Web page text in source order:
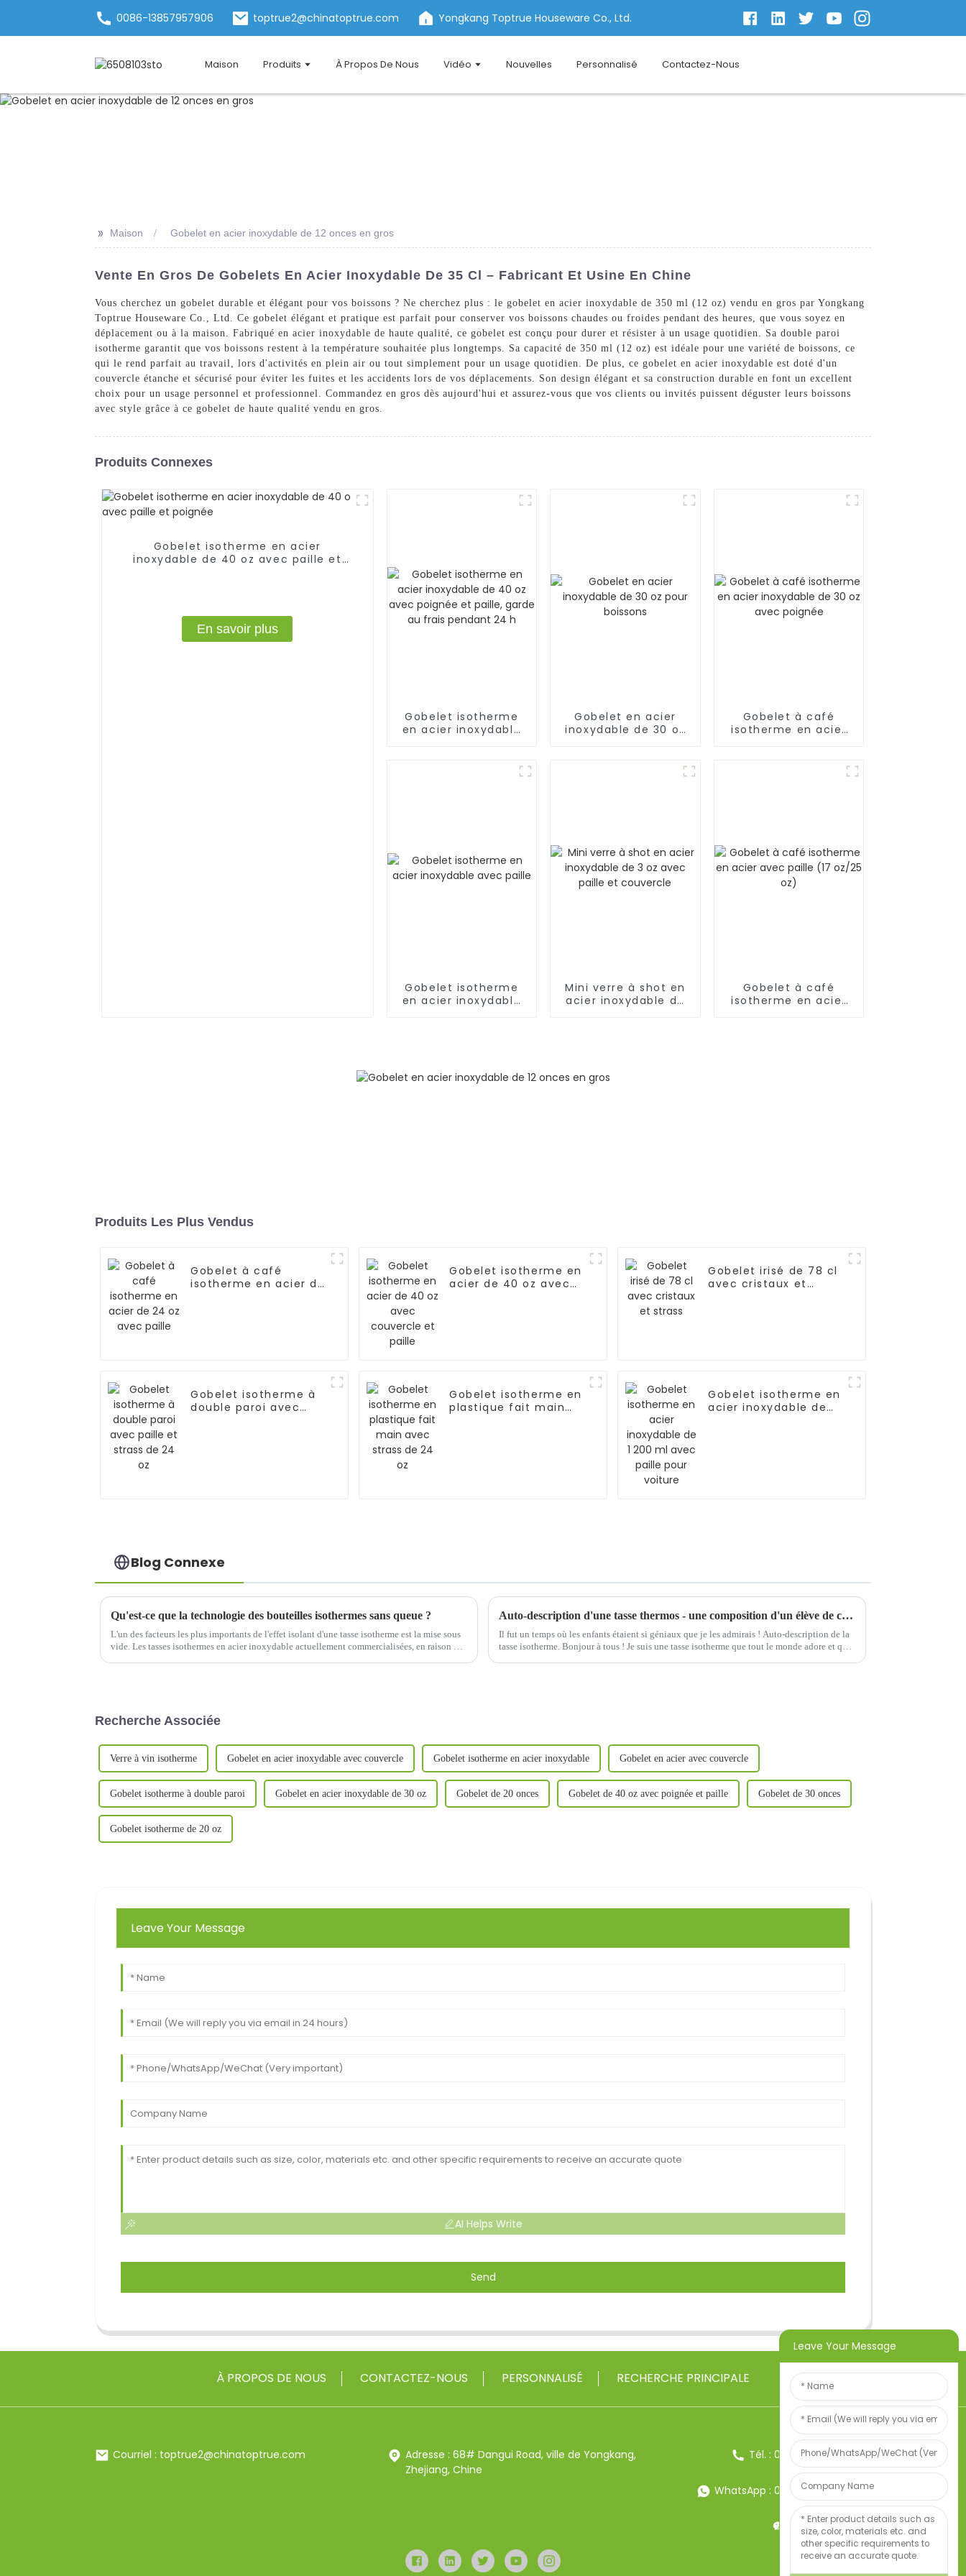
0086-13857957906 toptrue2@chinatoptrue.com Yongkang Toptrue Houseware Co., Ltd.
Maison Produits À Propos De Nous Vidéo Nouvelles Personnalisé Contactez-Nous
>> Maison Gobelet en acier inoxydable de 12 onces en gros
Vente En Gros De Gobelets En Acier Inoxydable De 35 Cl – Fabricant Et Usine En Chine
Vous cherchez un gobelet durable et élégant pour vos boissons ? Ne cherchez plus : le gobelet en acier inoxydable de 350 ml (12 oz) vendu en gros par Yongkang
Toptrue Houseware Co., Ltd. Ce gobelet élégant et pratique est parfait pour conserver vos boissons chaudes ou froides pendant des heures, que vous soyez en
déplacement ou à la maison. Fabriqué en acier inoxydable de haute qualité, ce gobelet est conçu pour durer et résister à un usage quotidien. Sa double paroi
isotherme garantit que vos boissons restent à la température souhaitée plus longtemps. Sa capacité de 350 ml (12 oz) est idéale pour une variété de boissons, ce
qui le rend parfait au travail, lors d'activités en plein air ou tout simplement pour un usage quotidien. De plus, ce gobelet en acier inoxydable est doté d'un
couvercle étanche et sécurisé pour éviter les fuites et les accidents lors de vos déplacements. Son design élégant et sa construction durable en font un excellent
choix pour un usage personnel et professionnel. Commandez en gros dès aujourd'hui et assurez-vous que vos clients ou invités puissent déguster leurs boissons
avec style grâce à ce gobelet de haute qualité vendu en gros.
Produits Connexes
Gobelet isotherme en acier
inoxydable de 40 oz avec paille et
En savoir plus
Gobelet isotherme
en acier inoxydable
Gobelet en acier
inoxydable de 30 oz
Gobelet à café
isotherme en acier
Gobelet isotherme
en acier inoxydable
Mini verre à shot en
acier inoxydable de
Gobelet à café
isotherme en acier
Produits Les Plus Vendus
Gobelet à café
isotherme en acier de
Gobelet isotherme en
acier de 40 oz avec
Gobelet irisé de 78 cl
avec cristaux et
Gobelet isotherme à
double paroi avec
Gobelet isotherme en
plastique fait main
Gobelet isotherme en
acier inoxydable de
Blog Connexe
Qu'est-ce que la technologie des bouteilles isothermes sans queue ?
L'un des facteurs les plus importants de l'effet isolant d'une tasse isotherme est la mise sous
vide. Les tasses isothermes en acier inoxydable actuellement commercialisées, en raison de
Auto-description d'une tasse thermos - une composition d'un élève de cinquième année d'école primaire
Il fut un temps où les enfants étaient si géniaux que je les admirais ! Auto-description de la
tasse isotherme. Bonjour à tous ! Je suis une tasse isotherme que tout le monde adore et que
Recherche Associée
Verre à vin isotherme Gobelet en acier inoxydable avec couvercle Gobelet isotherme en acier inoxydable Gobelet en acier avec couvercle
Gobelet isotherme à double paroi Gobelet en acier inoxydable de 30 oz Gobelet de 20 onces Gobelet de 40 oz avec poignée et paille Gobelet de 30 onces
Gobelet isotherme de 20 oz
Leave Your Message
AI Helps Write
Send
À PROPOS DE NOUS CONTACTEZ-NOUS PERSONNALISÉ RECHERCHE PRINCIPALE
Courriel : toptrue2@chinatoptrue.com
Adresse : 68# Dangui Road, ville de Yongkang,
Zhejiang, Chine
Tél. : 0086-13857957906
WhatsApp : 0086-13857957906
Poids:34247497
Leave Your Message